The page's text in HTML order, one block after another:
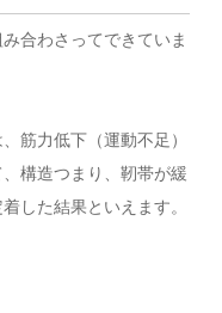
合わさってできていま
筋力低下（運動不足）
構造つまり、靭帯が緩
した結果といえます。